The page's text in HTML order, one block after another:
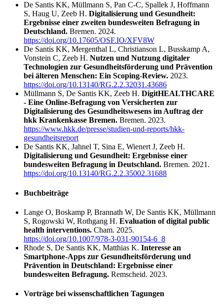
De Santis KK, Müllmann S, Pan C-C, Spallek J, Hoffmann
S, Haug U, Zeeb H. Digitalisierung und Gesundheit:
Ergebnisse einer zweiten bundesweiten Befragung in
Deutschland. Bremen. 2024.
https://doi.org/10.17605/OSF.IO/XFV8W
De Santis KK, Mergenthal L, Christianson L, Busskamp A,
Vonstein C, Zeeb H. Nutzen und Nutzung digitaler
Technologien zur Gesundheitsförderung und Prävention
bei älteren Menschen: Ein Scoping-Review. 2023.
https://doi.org/10.13140/RG.2.2.32031.43686
Müllmann S, De Santis KK, Zeeb H. DigitHEALTHCARE
- Eine Online-Befragung von Versicherten zur
Digitalisierung des Gesundheitswesens im Auftrag der
hkk Krankenkasse Bremen. Bremen. 2023.
https://www.hkk.de/presse/studien-und-reports/hkk-
gesundheitsreport
De Santis KK, Jahnel T, Sina E, Wienert J, Zeeb H.
Digitalisierung und Gesundheit: Ergebnisse einer
bundesweiten Befragung in Deutschland. Bremen. 2021.
https://doi.org/10.13140/RG.2.2.35002.31688
Buchbeiträge
Lange O, Boskamp P, Brannath W, De Santis KK, Müllmann
S, Rogowski W, Rothgang H. Evaluation of digital public
health interventions. Cham. 2025.
https://doi.org/10.1007/978-3-031-90154-6_8
Rhode S, De Santis KK, Matthias K. Interesse an
Smartphone-Apps zur Gesundheitsförderung und
Prävention in Deutschland: Ergebnisse einer
bundesweiten Befragung. Remscheid. 2023.
Vorträge bei wissenschaftlichen Tagungen